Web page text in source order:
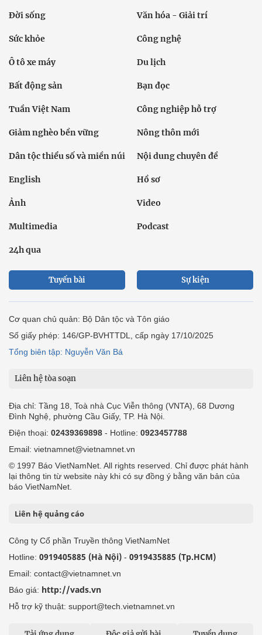
Đời sống Văn hóa - Giải trí
Sức khỏe Công nghệ
Ô tô xe máy Du lịch
Bất động sản Bạn đọc
Tuần Việt Nam Công nghiệp hỗ trợ
Giảm nghèo bền vững Nông thôn mới
Dân tộc thiểu số và miền núi Nội dung chuyên đề
English Hồ sơ
Ảnh Video
Multimedia Podcast
24h qua
Tuyến bài Sự kiện
Cơ quan chủ quản: Bộ Dân tộc và Tôn giáo
Số giấy phép: 146/GP-BVHTTDL, cấp ngày 17/10/2025
Tổng biên tập: Nguyễn Văn Bá
Liên hệ tòa soạn
Địa chỉ: Tầng 18, Toà nhà Cục Viễn thông (VNTA), 68 Dương
Đình Nghệ, phường Cầu Giấy, TP. Hà Nội.
Điện thoại: 02439369898 - Hotline: 0923457788
Email: vietnamnet@vietnamnet.vn
© 1997 Báo VietNamNet. All rights reserved. Chỉ được phát hành
lại thông tin từ website này khi có sự đồng ý bằng văn bản của
báo VietNamNet.
Liên hệ quảng cáo
Công ty Cổ phần Truyền thông VietNamNet
Hotline: 0919405885 (Hà Nội) - 0919435885 (Tp.HCM)
Email: contact@vietnamnet.vn
Báo giá: http://vads.vn
Hỗ trợ kỹ thuật: support@tech.vietnamnet.vn